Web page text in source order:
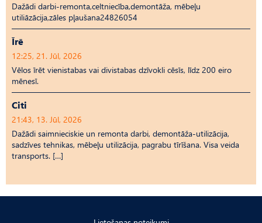
Dažādi darbi-remonta,celtniecība,demontāža, mēbeļu
utiliāzācija,zāles pļaušana24826054
Īrē
12:25, 21. Jūl, 2026
Vēlos īrēt vienistabas vai divistabas dzīvokli cēsīs, līdz 200 eiro
mēnesī.
Citi
21:43, 13. Jūl, 2026
Dažādi saimnieciskie un remonta darbi, demontāža-utilizācija,
sadzīves tehnikas, mēbeļu utilizācija, pagrabu tīrīšana. Visa veida
transports. […]